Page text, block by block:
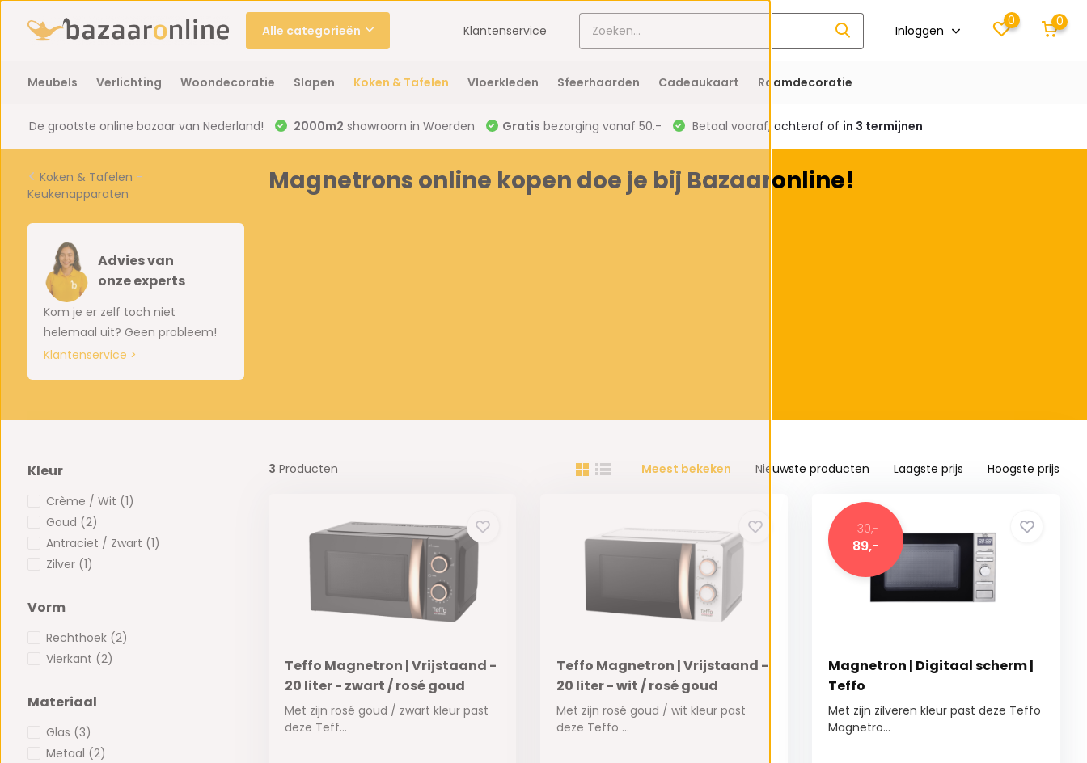
Alle categorieën Klantenservice Inloggen
0 0
Meubels Verlichting Woondecoratie Slapen Koken & Tafelen Vloerkleden Sfeerhaarden Cadeaukaart Raamdecoratie
De grootste online bazaar van Nederland! 2000m2 showroom in Woerden Gratis bezorging vanaf 50.- Betaal vooraf, achteraf of in 3 termijnen
Koken & Tafelen -
Keukenapparaten
Advies van
onze experts
Kom je er zelf toch niet
helemaal uit? Geen probleem!
Klantenservice >
Magnetrons online kopen doe je bij Bazaaronline!
Kleur
Crème / Wit (1)
Goud (2)
Antraciet / Zwart (1)
Zilver (1)
Vorm
Rechthoek (2)
Vierkant (2)
Materiaal
Glas (3)
Metaal (2)
3 Producten Meest bekeken Nieuwste producten Laagste prijs Hoogste prijs
Teffo Magnetron | Vrijstaand -
20 liter - zwart / rosé goud
Met zijn rosé goud / zwart kleur past
deze Teff...
Teffo Magnetron | Vrijstaand -
20 liter - wit / rosé goud
Met zijn rosé goud / wit kleur past
deze Teffo ...
130,-
89,-
Magnetron | Digitaal scherm |
Teffo
Met zijn zilveren kleur past deze Teffo
Magnetro...